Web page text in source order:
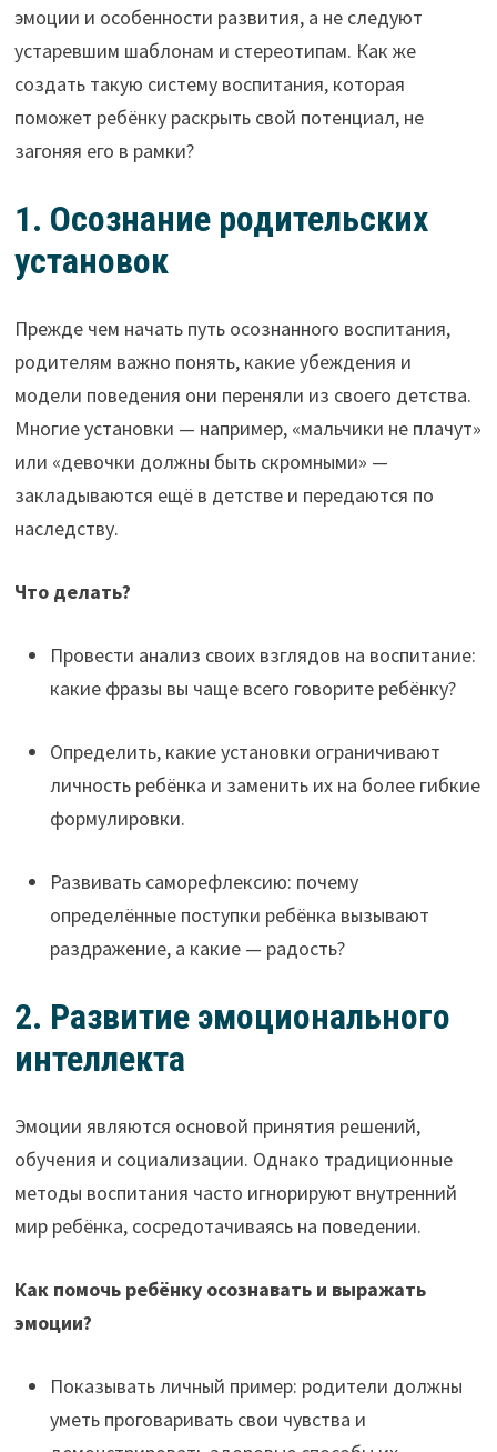
эмоции и особенности развития, а не следуют
устаревшим шаблонам и стереотипам. Как же
создать такую систему воспитания, которая
поможет ребёнку раскрыть свой потенциал, не
загоняя его в рамки?
1. Осознание родительских
установок
Прежде чем начать путь осознанного воспитания,
родителям важно понять, какие убеждения и
модели поведения они переняли из своего детства.
Многие установки — например, «мальчики не плачут»
или «девочки должны быть скромными» —
закладываются ещё в детстве и передаются по
наследству.
Что делать?
Провести анализ своих взглядов на воспитание:
какие фразы вы чаще всего говорите ребёнку?
Определить, какие установки ограничивают
личность ребёнка и заменить их на более гибкие
формулировки.
Развивать саморефлексию: почему
определённые поступки ребёнка вызывают
раздражение, а какие — радость?
2. Развитие эмоционального
интеллекта
Эмоции являются основой принятия решений,
обучения и социализации. Однако традиционные
методы воспитания часто игнорируют внутренний
мир ребёнка, сосредотачиваясь на поведении.
Как помочь ребёнку осознавать и выражать
эмоции?
Показывать личный пример: родители должны
уметь проговаривать свои чувства и